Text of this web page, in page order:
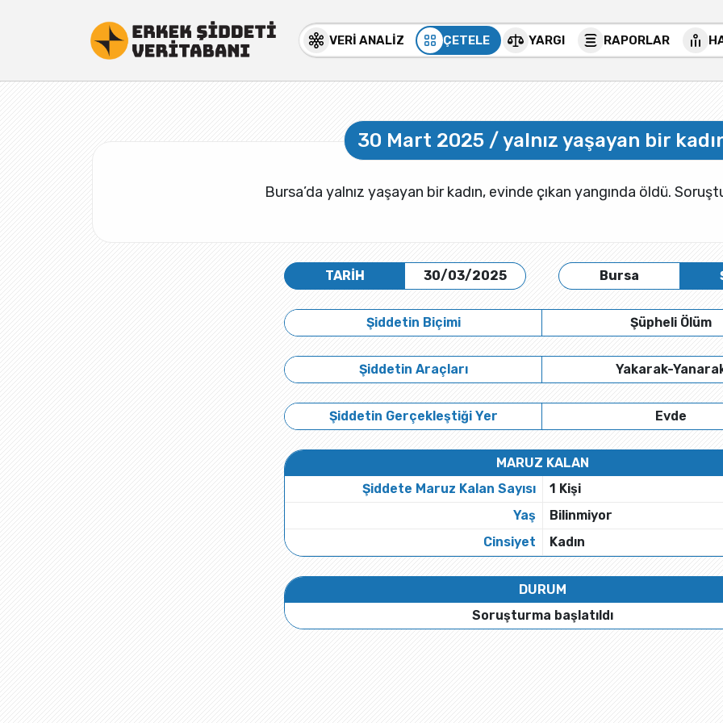
VERİ ANALİZ ÇETELE YARGI RAPORLAR
30 Mart 2025 / yalnız yaşayan bir
Bursa’da yalnız yaşayan bir kadın, evinde çıkan yangında öldü.
TARİH 30/03/2025 Bursa
Şiddetin Biçimi Şüpheli Ölüm
Şiddetin Araçları Yakarak-
Şiddetin Gerçekleştiği Yer Evde
MARUZ KALAN
Şiddete Maruz Kalan Sayısı
1 Kişi
Yaş
Bilinmiyor
Cinsiyet
Kadın
DURUM
Soruşturma başlatıldı